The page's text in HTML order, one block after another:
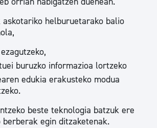
askotariko helburuetarako balio
buruzko informazioa lortzeko
edukia erakusteko modua
beste teknologia batzuk ere
berberak egin ditzaketenak.